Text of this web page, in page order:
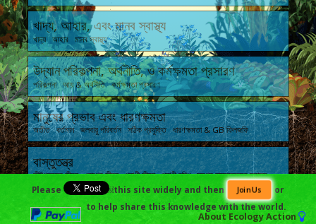
খাদ্য, আহার, এবং মানব স্বাস্থ্য
খাদ্য আহার মানব স্বাস্থ্য
উদ্যান পরিকল্পনা, অর্থনীতি, ও কর্মক্ষমতা প্রসারণ
পরিকল্পনা আয় & অর্থনীতি কর্মক্ষমতা প্রসারণ
মানুষের প্রভাব এবং ধারণক্ষমতা
অতীত বর্তমান জলবায়ু পরিবর্তন সঠিক প্রযুক্তি ধারণক্ষমতা & GB ফিলজফি
বাস্তুতন্ত্র
কীটপতঙ্গের জীবন রোগের জীবন প্রাণী জীবন প্রাণী বৃদ্ধি সমগ্র বাস্তুতন্ত্রের স্বাস্থ্য
Please ￼this site widely and then Join Us
or
to help share this knowledge with the world.
About Ecology Action